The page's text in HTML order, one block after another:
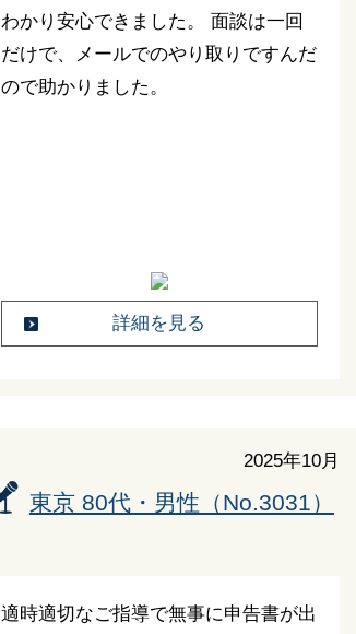
わかり安心できました。 面談は一回
だけで、メールでのやり取りですんだ
ので助かりました。
詳細を見る
2025年10月
東京 80代・男性（No.3031）
適時適切なご指導で無事に申告書が出